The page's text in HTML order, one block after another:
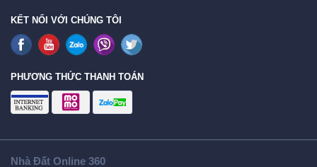
KẾT NỐI VỚI CHÚNG TÔI
PHƯƠNG THỨC THANH TOÁN
Nhà Đất Online 360